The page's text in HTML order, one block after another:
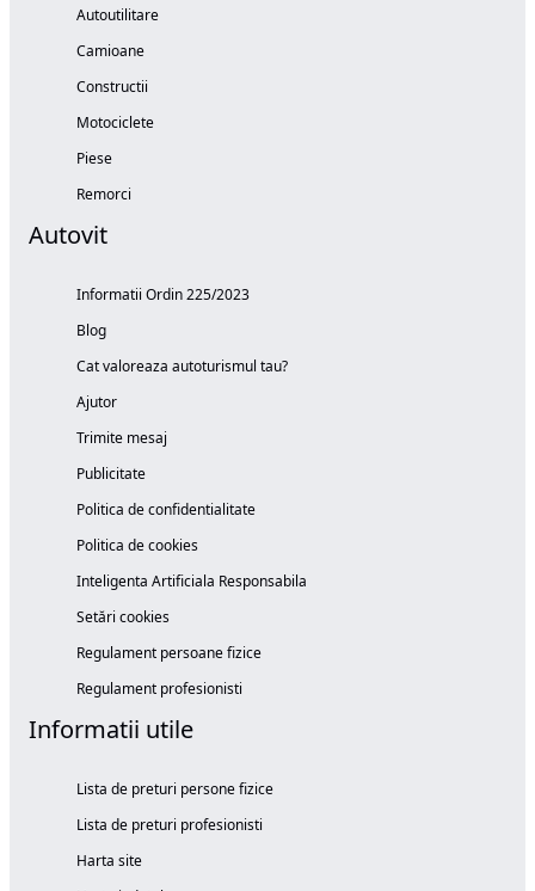
Autoutilitare
Camioane
Constructii
Motociclete
Piese
Remorci
Autovit
Informatii Ordin 225/2023
Blog
Cat valoreaza autoturismul tau?
Ajutor
Trimite mesaj
Publicitate
Politica de confidentialitate
Politica de cookies
Inteligenta Artificiala Responsabila
Setări cookies
Regulament persoane fizice
Regulament profesionisti
Informatii utile
Lista de preturi persone fizice
Lista de preturi profesionisti
Harta site